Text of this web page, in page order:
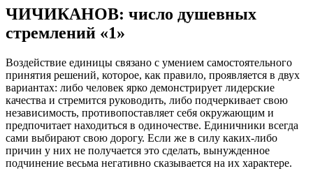
ЧИЧИКАНОВ: число душевных
стремлений «1»
Воздействие единицы связано с умением самостоятельного
принятия решений, которое, как правило, проявляется в двух
вариантах: либо человек ярко демонстрирует лидерские
качества и стремится руководить, либо подчеркивает свою
независимость, противопоставляет себя окружающим и
предпочитает находиться в одиночестве. Единичники всегда
сами выбирают свою дорогу. Если же в силу каких-либо
причин у них не получается это сделать, вынужденное
подчинение весьма негативно сказывается на их характере.